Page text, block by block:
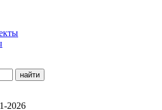
найти
2026